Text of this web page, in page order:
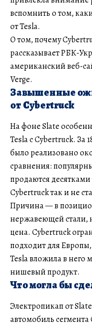
вспомнить о том,
от Tesla.
О том, почему
рассказывает РБК-
американский веб-
Verge.
Завышенные
от Cybertruck
На фоне Slate
Tesla с Cybertruck. За
было реализовано
сравнения:
продаются
Cybertruck так и не
Причина — в
нержавеющей стали,
цена. Cybertruck
подходит для
Tesla вложила в него
нишевый продукт.
Что могла бы
Электропикап от
автомобиль